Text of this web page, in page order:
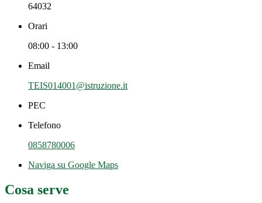
64032
Orari
08:00 - 13:00
Email
TEIS014001@istruzione.it
PEC
Telefono
0858780006
Naviga su Google Maps
Cosa serve